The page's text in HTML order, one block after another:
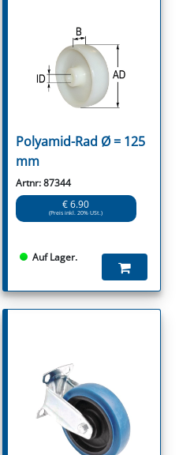
Polyamid-Rad Ø = 125
mm
Artnr: 87344
€ 6.90
(Preis inkl. 20% USt.)
Auf Lager.